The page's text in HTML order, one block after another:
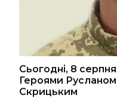
Сьогодні, 8
Героями
Скрицьким